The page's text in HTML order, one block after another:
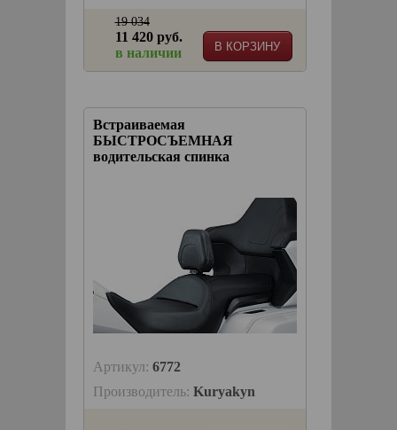
В КОРЗИНУ
19 034
11 420 руб.
в наличии
Встраиваемая
БЫСТРОСЪЕМНАЯ
водительская спинка
Артикул: 6772
Производитель: Kuryakyn